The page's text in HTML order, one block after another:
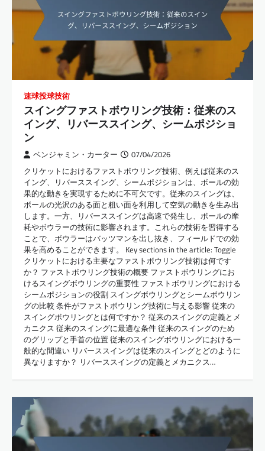
速球投球技術
スイングファストボウリング技術：従来のス
イング、リバーススイング、シームポジショ
ン
ベンジャミン・カーター 07/04/2026
クリケットにおけるファストボウリング技術、例えば従来のス
イング、リバーススイング、シームポジションは、ボールの効
果的な動きを実現するために不可欠です。従来のスイングは、
ボールの光沢のある面と粗い面を利用して空気の動きを生み出
します。一方、リバーススイングは高速で発生し、ボールの摩
耗やボウラーの技術に影響されます。これらの技術を習得する
ことで、ボウラーはバッツマンを出し抜き、フィールドでの効
果を高めることができます。 Key sections in the article: Toggle
クリケットにおける主要なファストボウリング技術は何です
か？ ファストボウリング技術の概要 ファストボウリングにお
けるスイングボウリングの重要性 ファストボウリングにおける
シームポジションの役割 スイングボウリングとシームボウリン
グの比較 条件がファストボウリング技術に与える影響 従来の
スイングボウリングとは何ですか？ 従来のスイングの定義とメ
カニクス 従来のスイングに最適な条件 従来のスイングのため
のグリップと手首の位置 従来のスイングボウリングにおける一
般的な間違い リバーススイングは従来のスイングとどのように
異なりますか？ リバーススイングの定義とメカニクス…